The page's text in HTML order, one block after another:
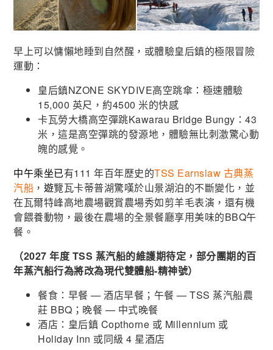
早上可以慵懶地睡到自然醒，或體驗皇后鎮的極限冒險
運動 ：
皇后鎮NZONE SKYDIVE高空跳傘：極速體驗
15,000 英尺，約4500 米的快感
卡瓦勞大橋高空彈跳Kawarau Bridge Bungy：43
米，這是高空彈跳的發源地，體驗無比刺激驚心動
魄的感覺。
中午乘坐已有111 年百年歷史的TSS Earnslaw 古典蒸
汽船 ， 遊覽瓦卡蒂普湖驚嘆於山景湖泊的不斷變化，並
在瓦爾特峰高地農場觀賞農場秀如剪羊毛表演，還有機
會餵養動物，最後在農場的全景餐廳享用美味的BBQ午
餐。
（2027 年度 TSS 蒸汽船的維護期待定，部分團期的百
年蒸汽船行為將改為現代雙體船-精神號）
餐食：早餐 — 酒店早餐；午餐 — TSS 蒸汽船農
莊 BBQ；晚餐 — 中式晚餐
酒店：皇后鎮 Copthorne 或 Millennium 或
Holiday Inn 或同級 4 星酒店